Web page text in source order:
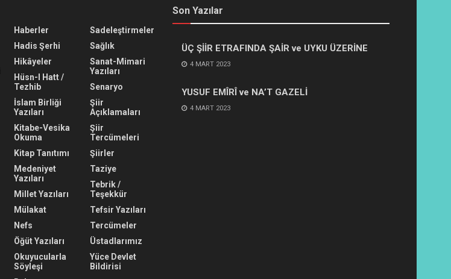
Haberler
Hadis Şerhi
Hikâyeler
Hüsn-I Hatt /
Tezhib
İslam Birliği
Yazıları
Kitabe-Vesika
Okuma
Kitap Tanıtımı
Medeniyet
Yazıları
Millet Yazıları
Mülakat
Nefs
Öğüt Yazıları
Okuyucularla
Söyleşi
Sadeleştirmeler
Sağlık
Sanat-Mimari
Yazıları
Senaryo
Şiir
Açıklamaları
Şiir
Tercümeleri
Şiirler
Taziye
Tebrik /
Teşekkür
Tefsir Yazıları
Tercümeler
Üstadlarımız
Yüce Devlet
Bildirisi
Son Yazılar
ÜÇ ŞİİR ETRAFINDA ŞAİR ve UYKU ÜZERİNE
4 MART 2023
YUSUF EMÎRÎ ve NA’T GAZELİ
4 MART 2023